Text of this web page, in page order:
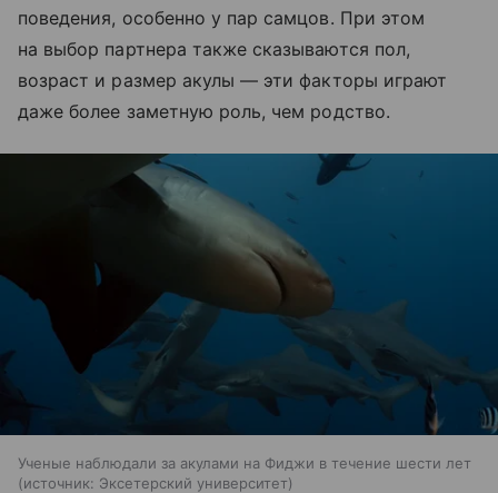
поведения, особенно у пар самцов. При этом
на выбор партнера также сказываются пол,
возраст и размер акулы — эти факторы играют
даже более заметную роль, чем родство.
Ученые наблюдали за акулами на Фиджи в течение шести лет
источник: Эксетерский университет